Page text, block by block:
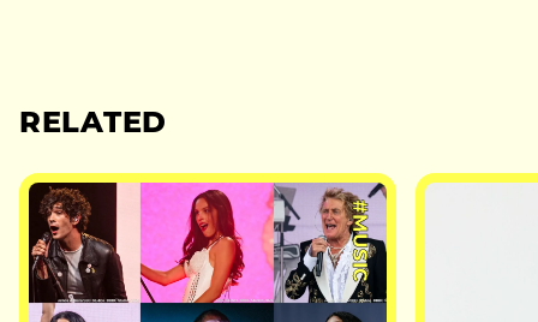
RELATED
#MUSIC